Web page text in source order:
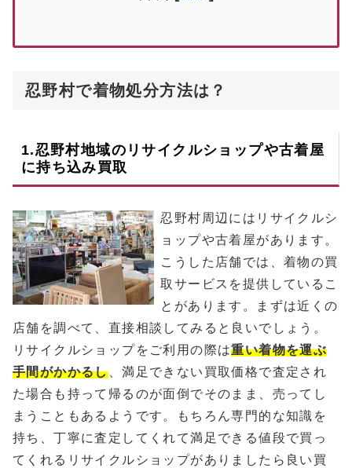
忍野村で着物処分方法は？
1.忍野村地域のリサイクルショップや古着屋
に持ち込み買取
忍野村周辺にはリサイクルシ
ョップや古着屋があります。
こうした店舗では、着物の買
取サービスを提供しているこ
とがあります。まずは近くの
店舗を調べて、直接相談してみると良いでしょう。
リサイクルショップをご利用の際は重い着物を運ぶ
手間がかかるし、満足できない買取価格で査定され
た場合も持って帰るのが面倒でそのまま、売ってし
まうこともあるようです。もちろん専門的な知識を
持ち、丁寧に査定してくれて満足できる値段で買っ
てくれるリサイクルショップがありましたら良い買